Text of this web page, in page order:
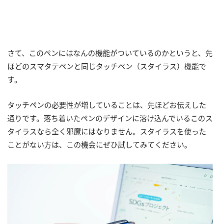
さて、このペンにはなんの機能がついているのかというと、先
ほどのスマタテペンと同じタッチペン（スタイラス）機能で
す。
タッチペンの必要性が増していることは、先ほどお伝えした
通りです。落ち着いたペンのデザインに溶け込んでいるこのス
タイラスなら全く邪魔にはなりません。スタイラスを使った
ことがない方は、この機会にぜひ試してみてください。